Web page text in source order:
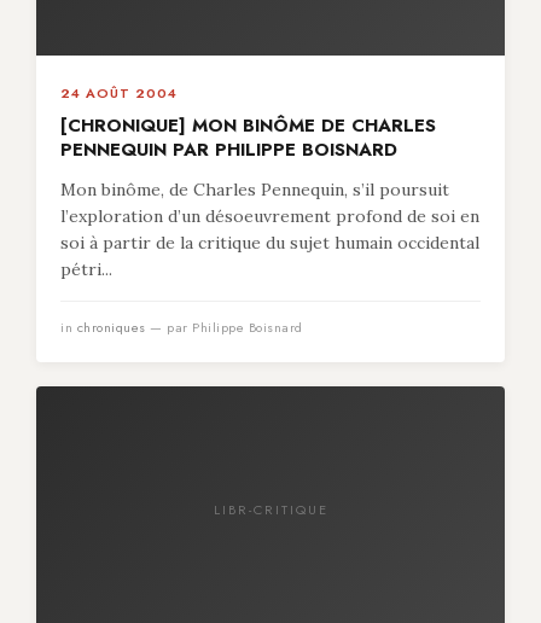
24 AOÛT 2004
[CHRONIQUE] MON BINÔME DE CHARLES
PENNEQUIN PAR PHILIPPE BOISNARD
Mon binôme, de Charles Pennequin, s’il poursuit
l’exploration d’un désoeuvrement profond de soi en
soi à partir de la critique du sujet humain occidental
pétri...
in chroniques — par Philippe Boisnard
LIBR-CRITIQUE